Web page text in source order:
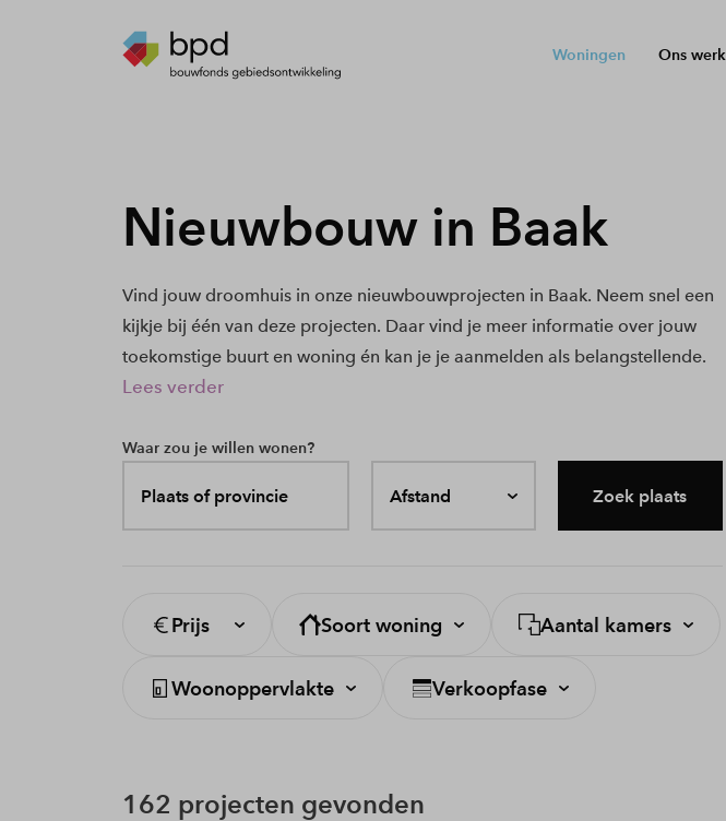
Woningen Ons werk
Nieuwbouw in Baak
Vind jouw droomhuis in onze nieuwbouwprojecten in Baak. Neem snel een
kijkje bij één van deze projecten. Daar vind je meer informatie over jouw
toekomstige buurt en woning én kan je je aanmelden als belangstellende.
Lees verder
Waar zou je willen wonen?
Plaats of provincie Afstand Zoek plaats
Prijs Soort woning Aantal kamers
Woonoppervlakte Verkoopfase
162 projecten gevonden